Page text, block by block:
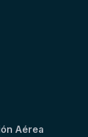
Aérea